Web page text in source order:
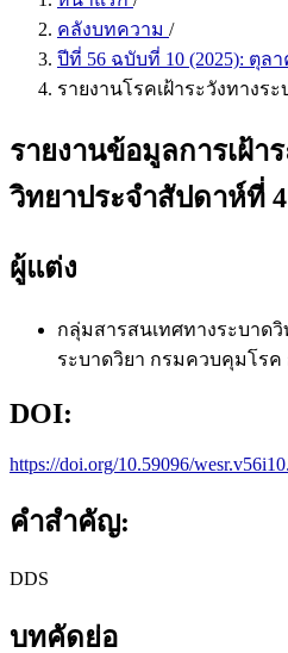
คลังบทความ /
ปีที่ 56 ฉบับที่ 10 (2025): ตุลา
รายงานโรคเฝ้าระวังทางร
รายงานข้อมูลการเฝ้า
วิทยาประจำสัปดาห์ที่
ผู้แต่ง
กลุ่มสารสนเทศทางระบาด
ระบาดวิยา กรมควบคุมโร
DOI:
https://doi.org/10.59096/
คำสำคัญ:
DDS
บทคัดย่อ